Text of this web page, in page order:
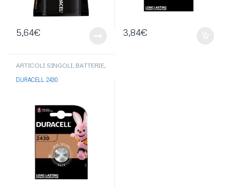
5,64€ 3,84€
ARTICOLI SINGOLI, BATTERIE,
ACUSTICHE,BATTERIE
DURACELL
DURACELL 2430